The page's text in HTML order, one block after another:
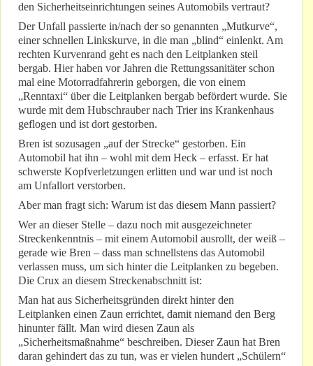
den Sicherheitseinrichtungen seines Automobils vertraut?
Der Unfall passierte in/nach der so genannten „Mutkurve“,
einer schnellen Linkskurve, in die man „blind“ einlenkt. Am
rechten Kurvenrand geht es nach den Leitplanken steil
bergab. Hier haben vor Jahren die Rettungssanitäter schon
mal eine Motorradfahrerin geborgen, die von einem
„Renntaxi“ über die Leitplanken bergab befördert wurde. Sie
wurde mit dem Hubschrauber nach Trier ins Krankenhaus
geflogen und ist dort gestorben.
Bren ist sozusagen „auf der Strecke“ gestorben. Ein
Automobil hat ihn – wohl mit dem Heck – erfasst. Er hat
schwerste Kopfverletzungen erlitten und war und ist noch
am Unfallort verstorben.
Aber man fragt sich: Warum ist das diesem Mann passiert?
Wer an dieser Stelle – dazu noch mit ausgezeichneter
Streckenkenntnis – mit einem Automobil ausrollt, der weiß –
gerade wie Bren – dass man schnellstens das Automobil
verlassen muss, um sich hinter die Leitplanken zu begeben.
Die Crux an diesem Streckenabschnitt ist:
Man hat aus Sicherheitsgründen direkt hinter den
Leitplanken einen Zaun errichtet, damit niemand den Berg
hinunter fällt. Man wird diesen Zaun als
„Sicherheitsmaßnahme“ beschreiben. Dieser Zaun hat Bren
daran gehindert das zu tun, was er vielen hundert „Schülern“